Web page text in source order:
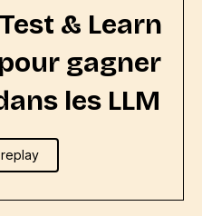
& Learn
gagner
les LLM